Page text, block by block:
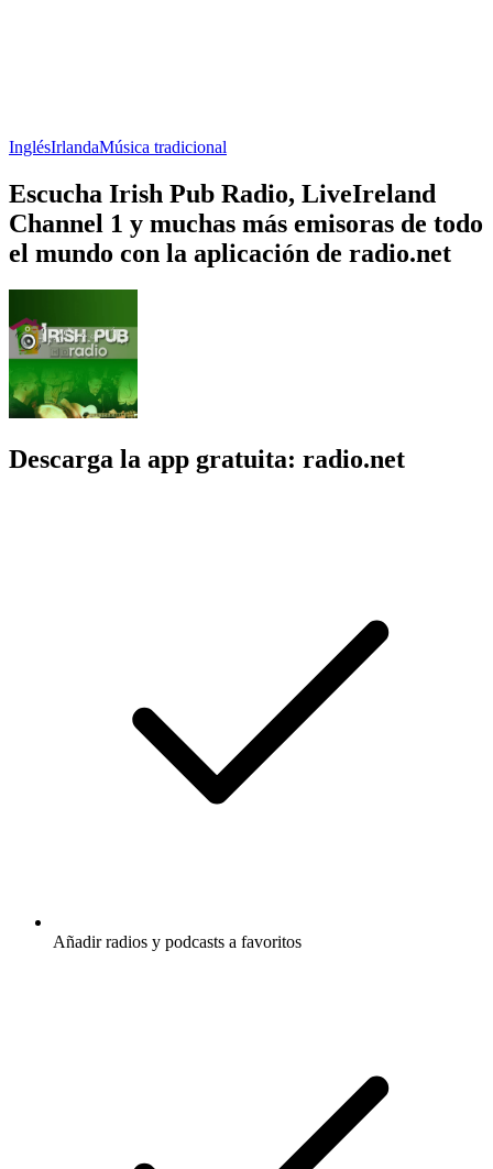
InglésIrlandaMúsica tradicional
Escucha Irish Pub Radio, LiveIreland
Channel 1 y muchas más emisoras de todo
el mundo con la aplicación de radio.net
Descarga la app gratuita: radio.net
Añadir radios y podcasts a favoritos